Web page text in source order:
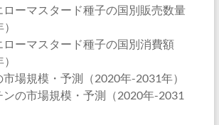
ローマスタード種子の国別販売数量
ローマスタード種子の国別消費額
市場規模・予測（2020年-2031年）
ンの市場規模・予測（2020年-2031